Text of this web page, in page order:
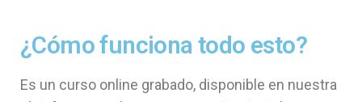
¿Cómo funciona todo esto?
Es un curso online grabado, disponible en nuestra